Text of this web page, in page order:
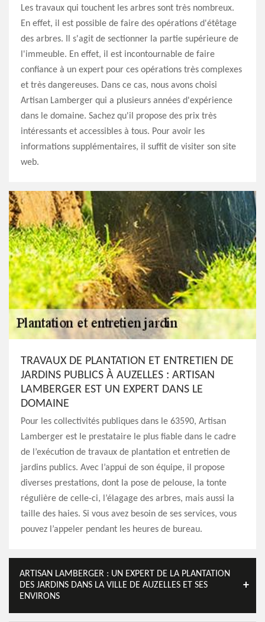
Les travaux qui touchent les arbres sont très nombreux.
En effet, il est possible de faire des opérations d'étêtage
des arbres. Il s'agit de sectionner la partie supérieure de
l'immeuble. En effet, il est incontournable de faire
confiance à un expert pour ces opérations très complexes
et très dangereuses. Dans ce cas, nous avons choisi
Artisan Lamberger qui a plusieurs années d'expérience
dans le domaine. Sachez qu'il propose des prix très
intéressants et accessibles à tous. Pour avoir les
informations supplémentaires, il suffit de visiter son site
web.
TRAVAUX DE PLANTATION ET ENTRETIEN DE
JARDINS PUBLICS À AUZELLES : ARTISAN
LAMBERGER EST UN EXPERT DANS LE
DOMAINE
Pour les collectivités publiques dans le 63590, Artisan
Lamberger est le prestataire le plus fiable dans le cadre
de l’exécution de travaux de plantation et entretien de
jardins publics. Avec l’appui de son équipe, il propose
diverses prestations, dont la pose de pelouse, la tonte
régulière de celle-ci, l’élagage des arbres, mais aussi la
taille des haies. Si vous avez besoin de ses services, vous
pouvez l’appeler pendant les heures de bureau.
ARTISAN LAMBERGER : UN EXPERT DE LA PLANTATION
DES JARDINS DANS LA VILLE DE AUZELLES ET SES
ENVIRONS